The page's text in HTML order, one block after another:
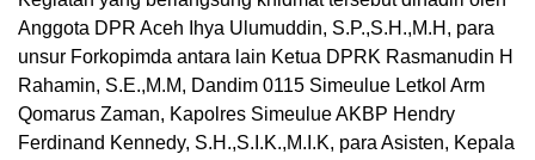
Anggota DPR Aceh Ihya Ulumuddin, S.P.,S.H.,M.H, para
unsur Forkopimda antara lain Ketua DPRK Rasmanudin H
Rahamin, S.E.,M.M, Dandim 0115 Simeulue Letkol Arm
Qomarus Zaman, Kapolres Simeulue AKBP Hendry
Ferdinand Kennedy, S.H.,S.I.K.,M.I.K, para Asisten, Kepala